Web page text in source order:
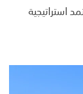
استراتيجية